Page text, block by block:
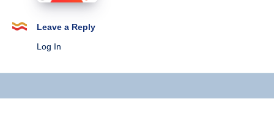
Cepat
Mandarin
Hebat
Leave a Reply
Log In